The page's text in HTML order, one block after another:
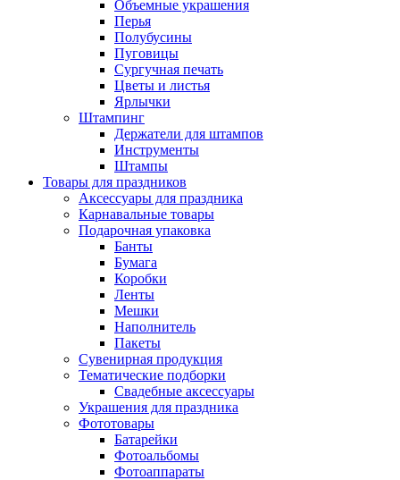
Объемные украшения
Перья
Полубусины
Пуговицы
Сургучная печать
Цветы и листья
Ярлычки
Штампинг
Держатели для штампов
Инструменты
Штампы
Товары для праздников
Аксессуары для праздника
Карнавальные товары
Подарочная упаковка
Банты
Бумага
Коробки
Ленты
Мешки
Наполнитель
Пакеты
Сувенирная продукция
Тематические подборки
Свадебные аксессуары
Украшения для праздника
Фототовары
Батарейки
Фотоальбомы
Фотоаппараты